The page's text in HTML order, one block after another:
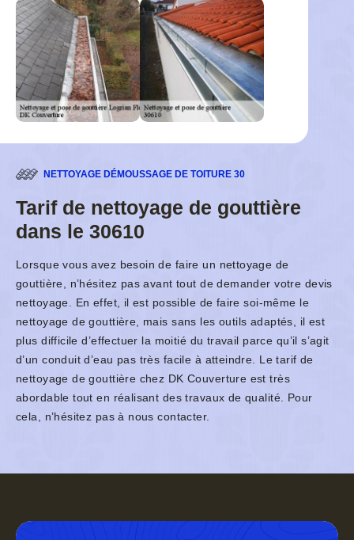
NETTOYAGE DÉMOUSSAGE DE TOITURE 30
Tarif de nettoyage de gouttière
dans le 30610
Lorsque vous avez besoin de faire un nettoyage de
gouttière, n’hésitez pas avant tout de demander votre devis
nettoyage. En effet, il est possible de faire soi-même le
nettoyage de gouttière, mais sans les outils adaptés, il est
plus difficile d’effectuer la moitié du travail parce qu’il s’agit
d’un conduit d’eau pas très facile à atteindre. Le tarif de
nettoyage de gouttière chez DK Couverture est très
abordable tout en réalisant des travaux de qualité. Pour
cela, n’hésitez pas à nous contacter.